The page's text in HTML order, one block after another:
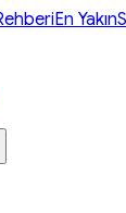
En Yakın